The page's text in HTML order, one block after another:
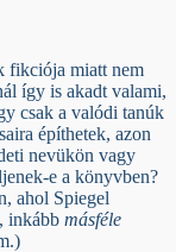
fikciója miatt nem
így is akadt valami,
csak a valódi tanúk
építhetek, azon
nevükön vagy
e a könyvben?
ahol Spiegel
inkább másféle